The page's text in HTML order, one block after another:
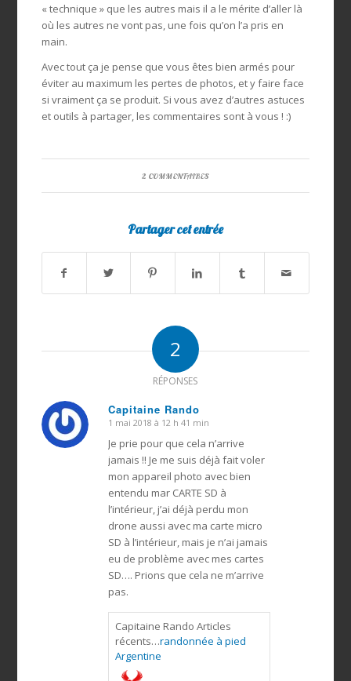
« technique » que les autres mais il a le mérite d’aller là
où les autres ne vont pas, une fois qu’on l’a pris en
main.
Avec tout ça je pense que vous êtes bien armés pour
éviter au maximum les pertes de photos, et y faire face
si vraiment ça se produit. Si vous avez d’autres astuces
et outils à partager, les commentaires sont à vous ! :)
2 COMMENTAIRES
Partager cet entrée
2
RÉPONSES
Capitaine Rando
dit
:
1 mai 2018 à 12 h 41 min
Je prie pour que cela n’arrive
jamais !! Je me suis déjà fait voler
mon appareil photo avec bien
entendu mar CARTE SD à
l’intérieur, j’ai déjà perdu mon
drone aussi avec ma carte micro
SD à l’intérieur, mais je n’ai jamais
eu de problème avec mes cartes
SD…. Prions que cela ne m’arrive
pas.
Capitaine Rando Articles
récents…randonnée à pied
Argentine